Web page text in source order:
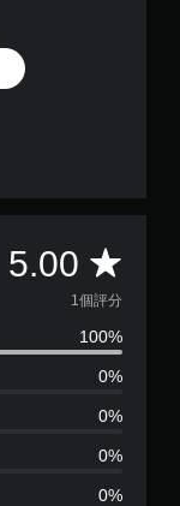
5.00 平
均
評
分
1
1個評分
100%
0%
0%
0%
0%